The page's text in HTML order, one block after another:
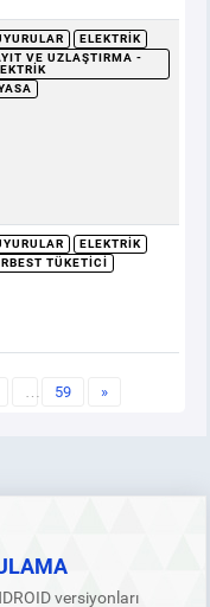
ELEKTRIK
VE UZLAŞTIRMA -
ELEKTRIK
TÜKETICI
… 59 »
versiyonları